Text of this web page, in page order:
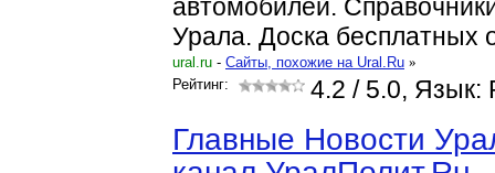
автомобилей.
Урала. Доска бесплатных
ural.ru - Cайты, похожие на Ural.Ru »
Рейтинг:
4.2 / 5.0, Язык:
Главные Новости